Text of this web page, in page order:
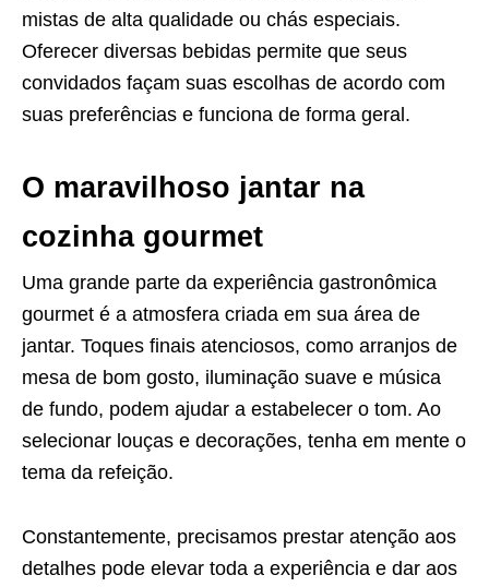
mistas de alta qualidade ou chás especiais.
Oferecer diversas bebidas permite que seus
convidados façam suas escolhas de acordo com
suas preferências e funciona de forma geral.
O maravilhoso jantar na
cozinha gourmet
Uma grande parte da experiência gastronômica
gourmet é a atmosfera criada em sua área de
jantar. Toques finais atenciosos, como arranjos de
mesa de bom gosto, iluminação suave e música
de fundo, podem ajudar a estabelecer o tom. Ao
selecionar louças e decorações, tenha em mente o
tema da refeição.
Constantemente, precisamos prestar atenção aos
detalhes pode elevar toda a experiência e dar aos